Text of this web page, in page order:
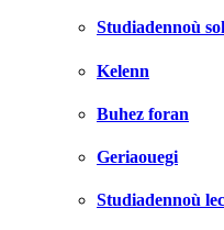
Studiadennoù
Kelenn
Buhez foran
Geriaouegi
Studiadennoù